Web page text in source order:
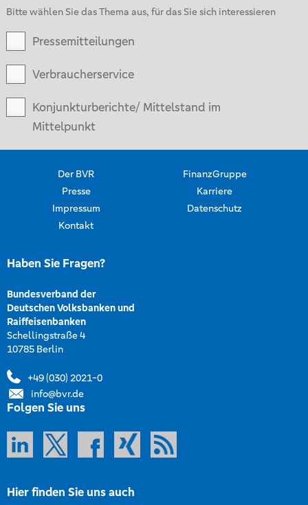
Bitte wählen Sie das Thema aus, für das Sie sich interessieren
Pressemitteilungen
Verbraucherservice
Konjunkturberichte/ Mittelstand im
Mittelpunkt
Der BVR
FinanzGruppe
Presse
Karriere
Impressum
Datenschutz
Kontakt
Haben Sie Fragen?
Bundesverband der
Deutschen Volksbanken und
Raiffeisenbanken
Schellingstraße 4
10785 Berlin
+49 (030) 2021-0
info@bvr.de
Folgen Sie uns
Hier finden Sie uns auch